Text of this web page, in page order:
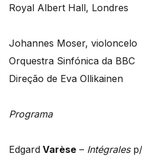
Royal Albert Hall, Londres
Johannes Moser, violoncelo
Orquestra Sinfónica da BBC
Direção de Eva Ollikainen
Programa
Edgard Varèse – Intégralesp/